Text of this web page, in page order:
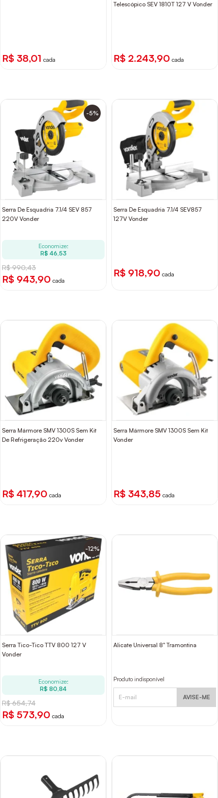
R$ 38,01 cada
Telescópico SEV 1810T 127 V Vonder
R$ 2.243,90 cada
-5%
Serra De Esquadria 7.1/4 SEV 857
220V Vonder
Economize:
R$ 46,53
R$ 990,43
R$ 943,90 cada
Serra De Esquadria 7.1/4 SEV857
127V Vonder
R$ 918,90 cada
Serra Mármore SMV 1300S Sem Kit
De Refrigeração 220v Vonder
R$ 417,90 cada
Serra Mármore SMV 1300S Sem Kit
Vonder
R$ 343,85 cada
-12%
Serra Tico-Tico TTV 800 127 V
Vonder
Economize:
R$ 80,84
R$ 654,74
R$ 573,90 cada
Alicate Universal 8" Tramontina
Produto indisponível
AVISE-ME